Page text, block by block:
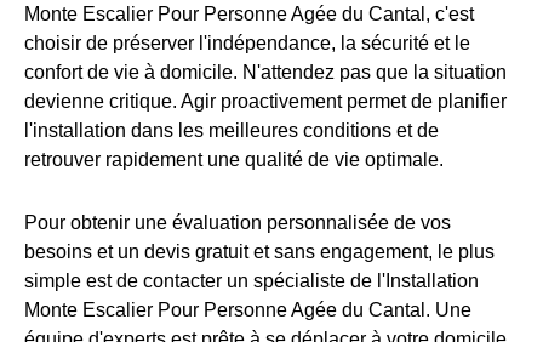
Monte Escalier Pour Personne Agée du Cantal, c'est
choisir de préserver l'indépendance, la sécurité et le
confort de vie à domicile. N'attendez pas que la situation
devienne critique. Agir proactivement permet de planifier
l'installation dans les meilleures conditions et de
retrouver rapidement une qualité de vie optimale.
Pour obtenir une évaluation personnalisée de vos
besoins et un devis gratuit et sans engagement, le plus
simple est de contacter un spécialiste de l'Installation
Monte Escalier Pour Personne Agée du Cantal. Une